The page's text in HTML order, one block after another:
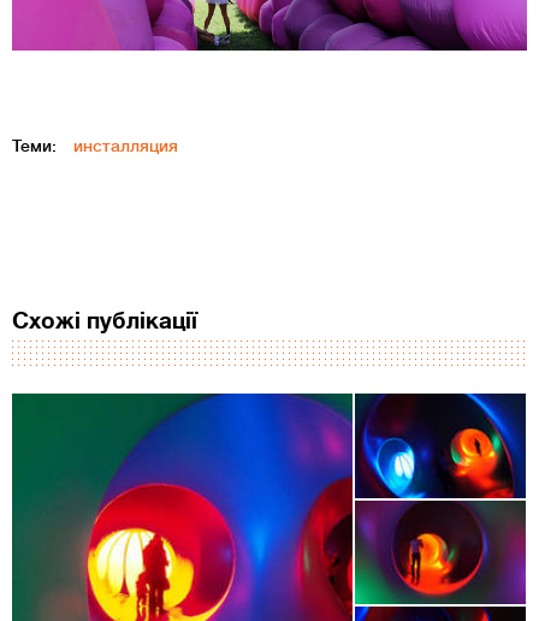
Теми: инсталляция
Схожі публікації